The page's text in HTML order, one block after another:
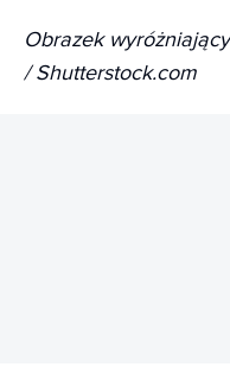
Obrazek
/ Shutterstock.com